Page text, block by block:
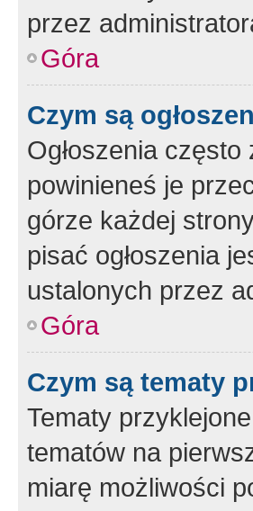
przez
Góra
Czym są
Ogłoszenia
powinieneś je
górze każdej
pisać ogłoszenia
ustalonych przez
Góra
Czym są tematy
Tematy
tematów na
miarę możliwości